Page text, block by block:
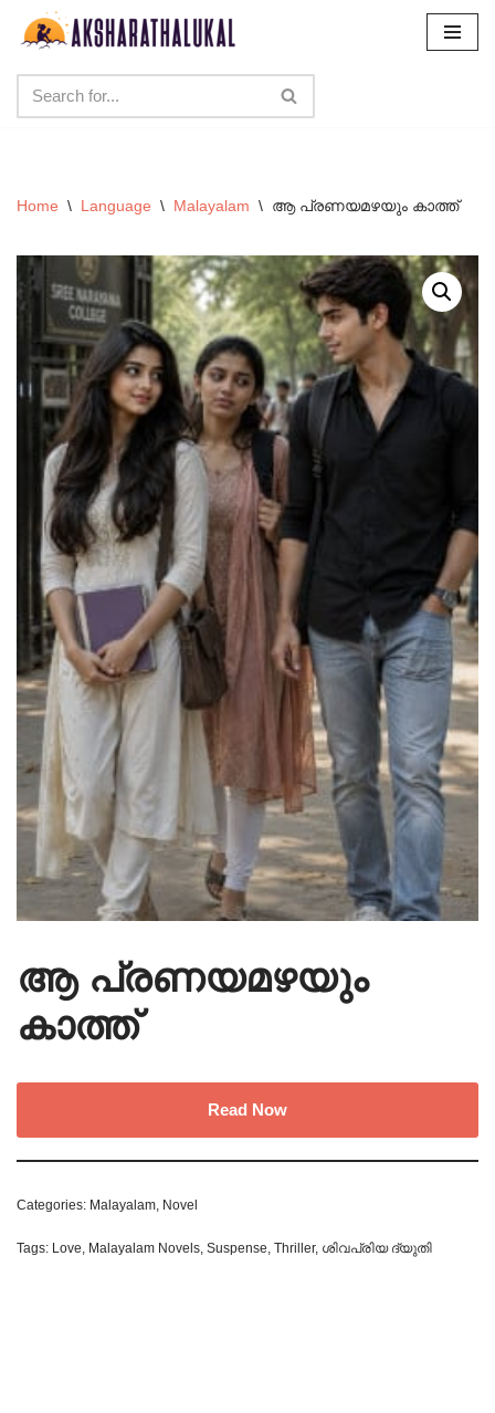
content
Home \ Language \ Malayalam \ ആ പ്രണയമഴയും കാത്ത്
ആ പ്രണയമഴയും
കാത്ത്
Read Now
Categories: Malayalam Novel
Tags: Love Malayalam Novels Suspense Thriller, ശിവപ്രിയ ദ്യുതി